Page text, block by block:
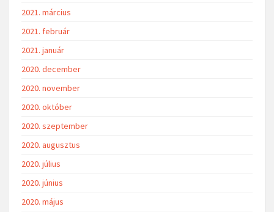
2021. március
2021. február
2021. január
2020. december
2020. november
2020. október
2020. szeptember
2020. augusztus
2020. július
2020. június
2020. május